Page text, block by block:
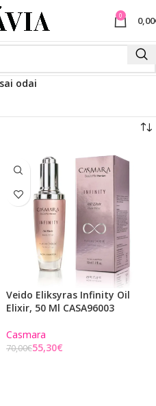
0 0,00
odai
Veido Eliksyras Infinity Oil
Elixir, 50 Ml CASA96003
Casmara
70,00€55,30€